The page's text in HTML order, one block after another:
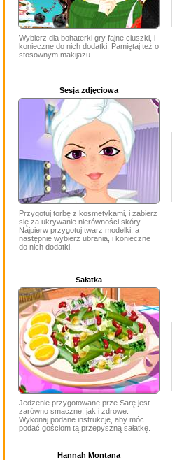
Wybierz dla bohaterki gry fajne ciuszki, i
konieczne do nich dodatki. Pamiętaj też o
stosownym makijażu.
Sesja zdjęciowa
Przygotuj torbę z kosmetykami, i zabierz
się za ukrywanie nierówności skóry.
Najpierw przygotuj twarz modelki, a
następnie wybierz ubrania, i konieczne
do nich dodatki.
Sałatka
Jedzenie przygotowane prze Sarę jest
zarówno smaczne, jak i zdrowe.
Wykonaj podane instrukcje, aby móc
podać gościom tą przepyszną sałatkę.
Hannah Montana